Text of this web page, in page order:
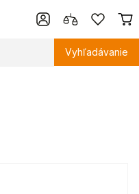
Vyhľadávanie